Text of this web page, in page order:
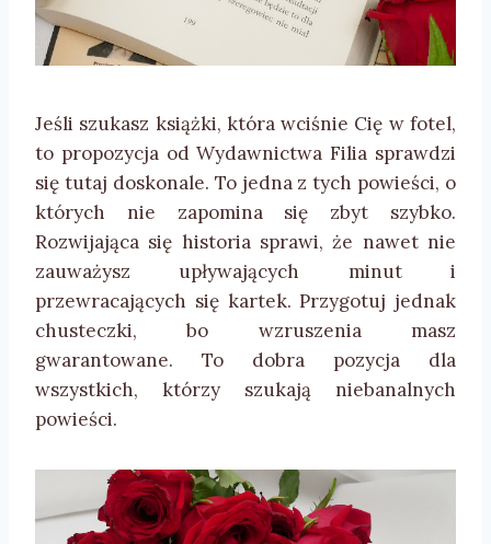
Jeśli szukasz książki, która wciśnie Cię w fotel,
to propozycja od Wydawnictwa Filia sprawdzi
się tutaj doskonale. To jedna z tych powieści, o
których nie zapomina się zbyt szybko.
Rozwijająca się historia sprawi, że nawet nie
zauważysz upływających minut i
przewracających się kartek. Przygotuj jednak
chusteczki, bo wzruszenia masz
gwarantowane. To dobra pozycja dla
wszystkich, którzy szukają niebanalnych
powieści.